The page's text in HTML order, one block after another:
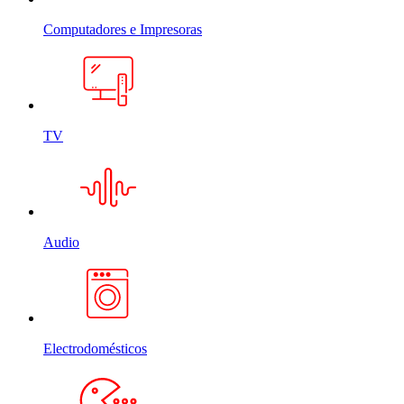
Computadores e Impresoras
TV
Audio
Electrodomésticos